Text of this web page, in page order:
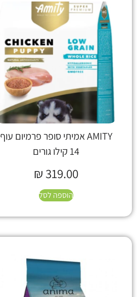
AMITY אמיתי סופר פרמיום עוף
14 קילו גורים
₪ 319.00
הוספה לסל